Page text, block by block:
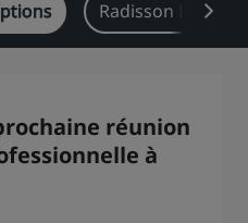
Park Inn by Radisson
Country Inn & Suites
Radisson
réunion
à